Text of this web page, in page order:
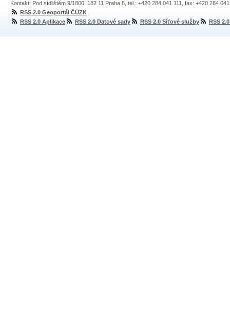
Kontakt: Pod sídlištěm 9/1800, 182 11 Praha 8, tel.: +420 284 041 111, fax: +420 284
RSS 2.0 Geoportál ČÚZK
RSS 2.0 Aplikace
RSS 2.0 Datové sady RSS 2.0 Síťové služby RSS